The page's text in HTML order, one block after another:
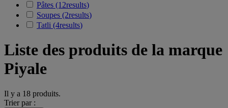
Pâtes (12results)
Soupes (2results)
Tatli (4results)
Liste des produits de la marque
Piyale
Il y a 18 produits.
Trier par :